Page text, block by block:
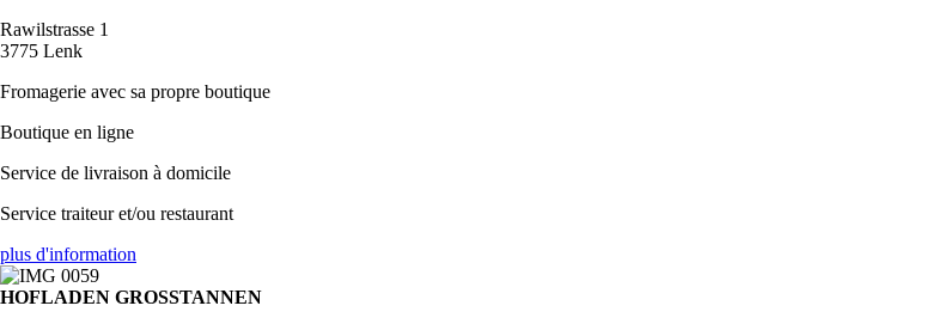
Rawilstrasse 1
3775 Lenk
Fromagerie avec sa propre boutique
Boutique en ligne
Service de livraison à domicile
Service traiteur et/ou restaurant
plus d'information
HOFLADEN GROSSTANNEN